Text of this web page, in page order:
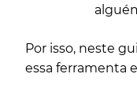
Por isso, neste
essa ferramenta